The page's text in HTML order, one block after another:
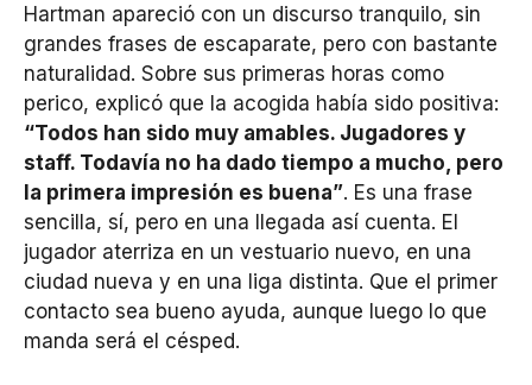
Hartman apareció con un discurso tranquilo, sin
grandes frases de escaparate, pero con bastante
naturalidad. Sobre sus primeras horas como
perico, explicó que la acogida había sido positiva:
“Todos han sido muy amables. Jugadores y
staff. Todavía no ha dado tiempo a mucho, pero
la primera impresión es buena”. Es una frase
sencilla, sí, pero en una llegada así cuenta. El
jugador aterriza en un vestuario nuevo, en una
ciudad nueva y en una liga distinta. Que el primer
contacto sea bueno ayuda, aunque luego lo que
manda será el césped.